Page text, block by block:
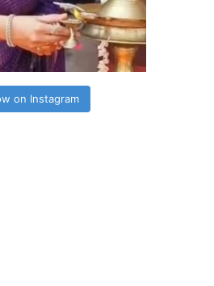
on Instagram